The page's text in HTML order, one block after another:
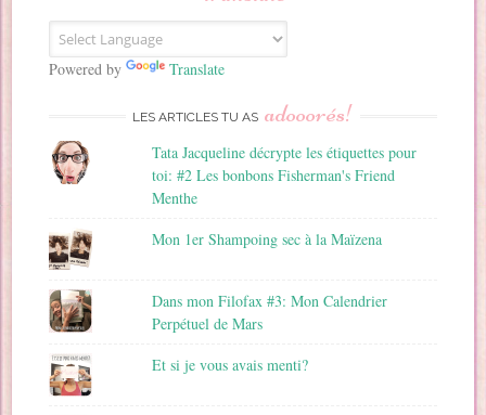
E
m
a
Powered by Translate
LES ARTICLES TU AS adooorés!
Tata Jacqueline décrypte les étiquettes pour
toi: #2 Les bonbons Fisherman's Friend
Menthe
Mon 1er Shampoing sec à la Maïzena
Dans mon Filofax #3: Mon Calendrier
Perpétuel de Mars
Et si je vous avais menti?